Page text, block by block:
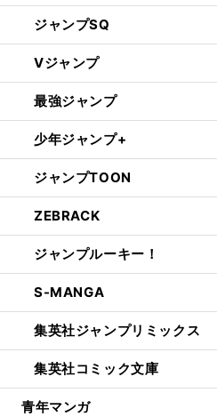
ジャンプSQ
Vジャンプ
最強ジャンプ
少年ジャンプ+
ジャンプTOON
ZEBRACK
ジャンプルーキー！
S-MANGA
集英社ジャンプリミックス
集英社コミック文庫
青年マンガ